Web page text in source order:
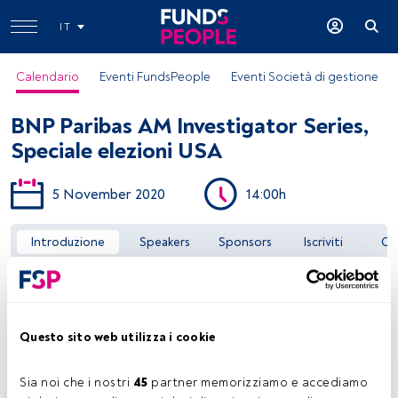
Questo sito web utilizza i cookie
Sia noi che i nostri 45 partner memorizziamo e accediamo
IT
Calendario Eventi FundsPeople Eventi Società di gestione
BNP Paribas AM Investigator Series,
Speciale elezioni USA
5 November 2020 14:00h
Introduzione Speakers Sponsors Iscriviti